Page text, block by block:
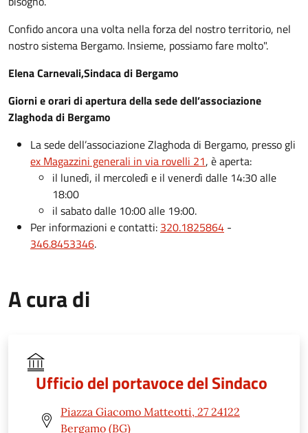
Confido ancora una volta nella forza del nostro territorio, nel
nostro sistema Bergamo. Insieme, possiamo fare molto".
Elena Carnevali,Sindaca di Bergamo
Giorni e orari di apertura della sede dell’associazione
Zlaghoda di Bergamo
La sede dell’associazione Zlaghoda di Bergamo, presso gli
ex Magazzini generali in via rovelli 21, è aperta:
il lunedì, il mercoledì e il venerdì dalle 14:30 alle
18:00
il sabato dalle 10:00 alle 19:00.
Per informazioni e contatti: 320.1825864 -
346.8453346.
A cura di
Ufficio del portavoce del Sindaco
Piazza Giacomo Matteotti, 27 24122
Bergamo (BG)